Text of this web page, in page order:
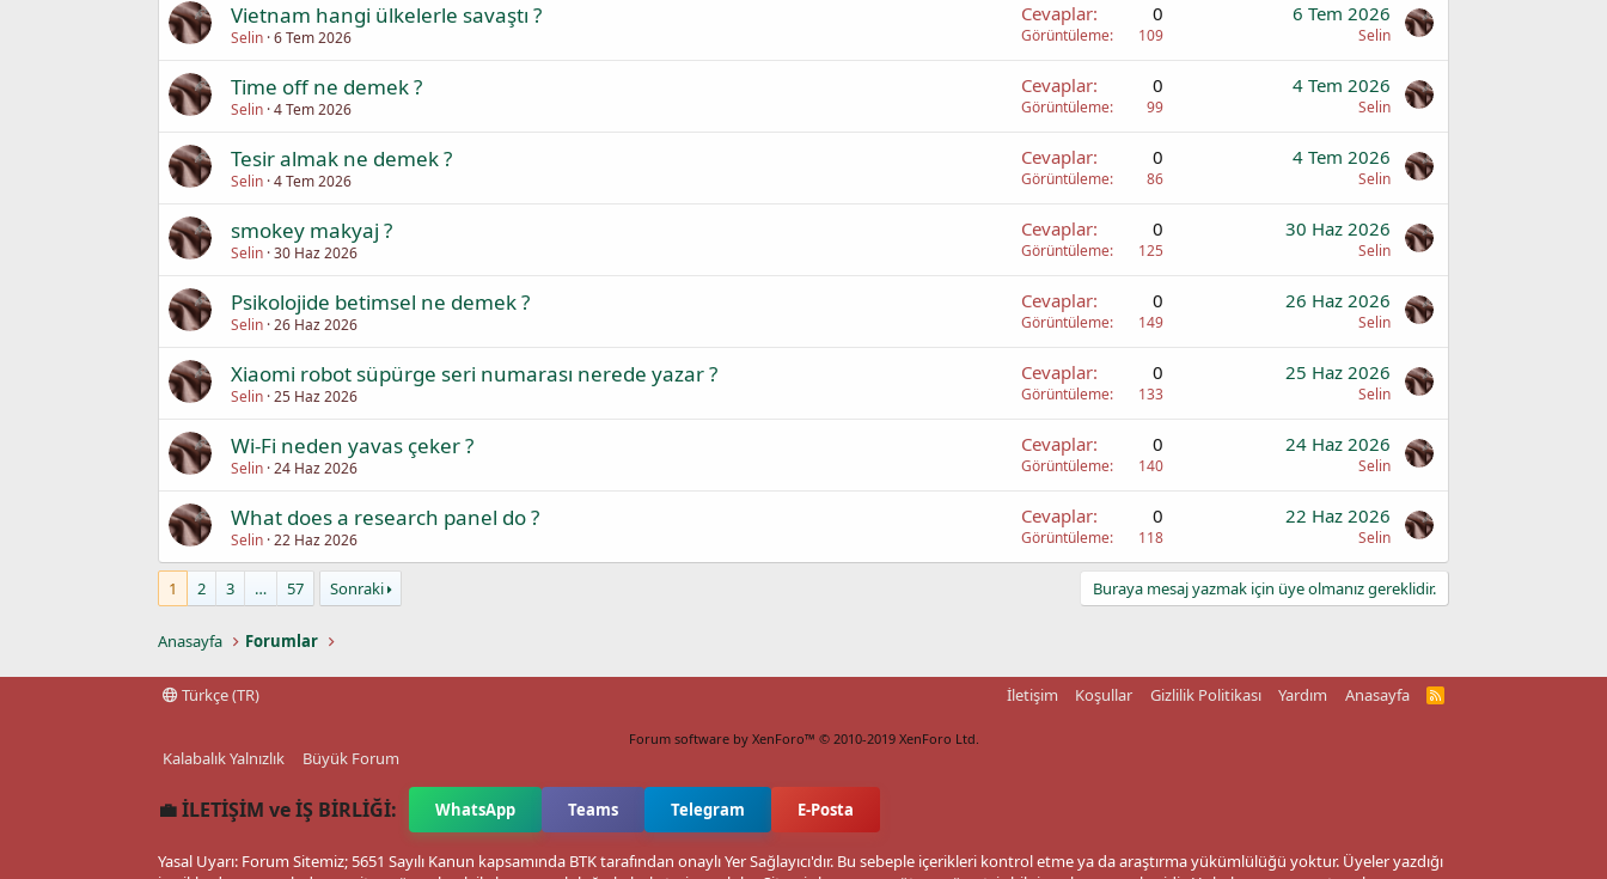
Vietnam hangi ülkelerle savaştı ?
Selin 6 Tem 2026
Cevaplar 0
Görüntüleme 109
6 Tem 2026
Selin
Time off ne demek ?
Selin 4 Tem 2026
Cevaplar 0
Görüntüleme 99
4 Tem 2026
Selin
Tesir almak ne demek ?
Selin 4 Tem 2026
Cevaplar 0
Görüntüleme 86
4 Tem 2026
Selin
smokey makyaj ?
Selin 30 Haz 2026
Cevaplar 0
Görüntüleme 125
30 Haz 2026
Selin
Psikolojide betimsel ne demek ?
Selin 26 Haz 2026
Cevaplar 0
Görüntüleme 149
26 Haz 2026
Selin
Xiaomi robot süpürge seri numarası nerede yazar ?
Selin 25 Haz 2026
Cevaplar 0
Görüntüleme 133
25 Haz 2026
Selin
Wi-Fi neden yavas çeker ?
Selin 24 Haz 2026
Cevaplar 0
Görüntüleme 140
24 Haz 2026
Selin
What does a research panel do ?
Selin 22 Haz 2026
Cevaplar 0
Görüntüleme 118
22 Haz 2026
Selin
1 2 3 … 57 Sonraki Buraya mesaj yazmak için üye olmanız gereklidir.
Anasayfa Forumlar
Türkçe (TR) İletişim Koşullar Gizlilik Politikası Yardım Anasayfa
R
Forum software by XenForo™ © 2010-2019 XenForo Ltd.
Kalabalık Yalnızlık Büyük Forum
💼 İLETİŞİM ve İŞ BİRLİĞİ: WhatsApp Teams Telegram E-Posta
Yasal Uyarı: Forum Sitemiz; 5651 Sayılı Kanun kapsamında BTK tarafından onaylı Yer Sağlayıcı'dır. Bu sebeple içerikleri kontrol etme ya da araştırma yükümlülüğü yoktur. Üyeler yazdığı